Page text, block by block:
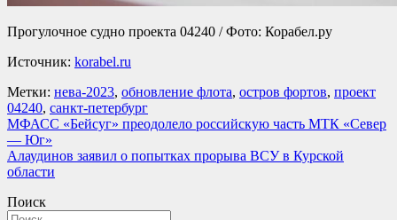
Прогулочное судно проекта 04240 / Фото: Корабел.ру
Источник: korabel.ru
Метки: нева-2023, обновление флота, остров фортов, проект
04240, санкт-петербург
Навигация
по
записям
МФАСС «Бейсуг» преодолело российскую часть МТК «Север
— Юг»
Алаудинов заявил о попытках прорыва ВСУ в Курской
области
Поиск